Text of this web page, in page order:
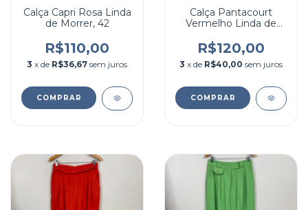
Calça Capri Rosa Linda
de Morrer, 42
R$110,00
3 x de R$36,67 sem juros
COMPRAR
Calça Pantacourt
Vermelho Linda de
R$120,00
3 x de R$40,00 sem juros
COMPRAR